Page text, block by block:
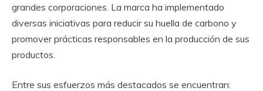
grandes corporaciones. La marca ha implementado
diversas iniciativas para reducir su huella de carbono y
promover prácticas responsables en la producción de sus
productos.
Entre sus esfuerzos más destacados se encuentran: